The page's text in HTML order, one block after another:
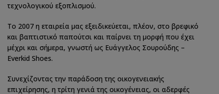
τεχνολογικού εξοπλισμού.
Το 2007 η εταιρεία μας εξειδικεύεται, πλέον, στο βρεφικό
και βαπτιστικό παπούτσι και παίρνει τη μορφή που έχει
μέχρι και σήμερα, γνωστή ως Ευάγγελος Σουρούδης –
Everkid Shoes.
Συνεχίζοντας την παράδοση της οικογενειακής
επιχείρησης, η τρίτη γενιά της οικογένειας, οι αδερφές